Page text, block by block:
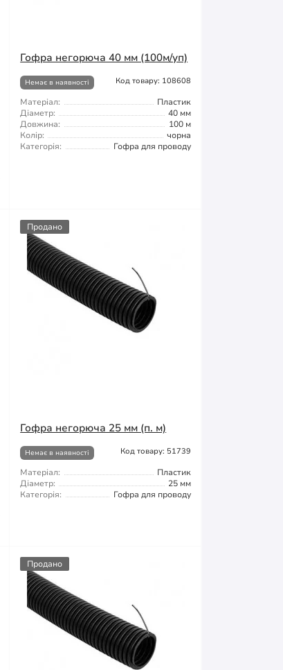
Гофра негорюча 40 мм (100м/уп)
Немає в наявності Код товару: 108608
Матеріал:
Пластик
Діаметр:
40 мм
Довжина:
100 м
Колір:
чорна
Категорія:
Гофра для проводу
Продано
Гофра негорюча 25 мм (п. м)
Немає в наявності Код товару: 51739
Матеріал:
Пластик
Діаметр:
25 мм
Категорія:
Гофра для проводу
Продано